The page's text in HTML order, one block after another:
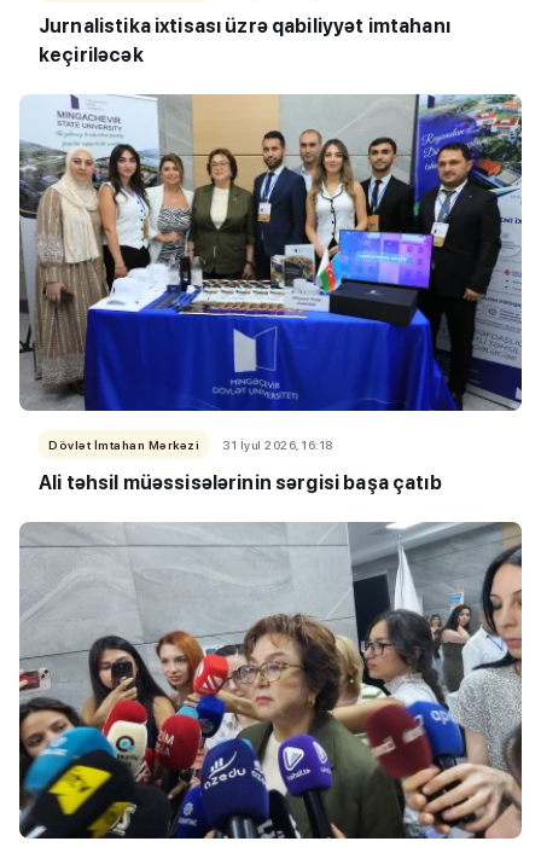
Jurnalistika ixtisası üzrə qabiliyyət imtahanı
keçiriləcək
Dövlət İmtahan Mərkəzi 31 İyul 2026, 16:18
Ali təhsil müəssisələrinin sərgisi başa çatıb